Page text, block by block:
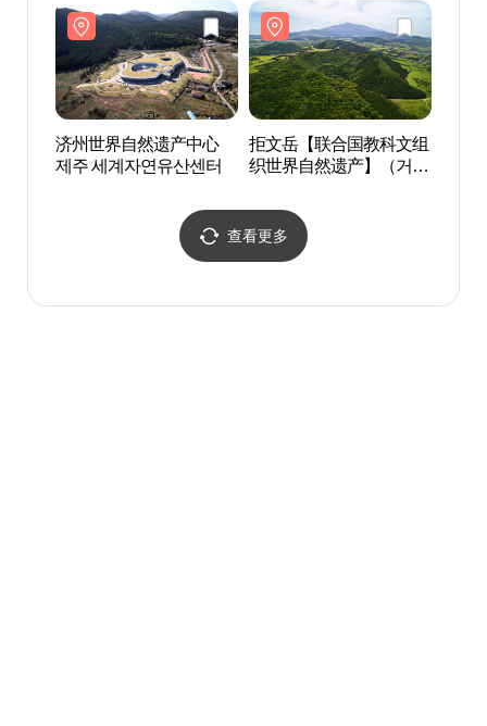
济州世界自然遗产中心
제주 세계자연유산센터
拒文岳【联合国教科文组
织世界自然遗产】（거문
유산]）
查看更多